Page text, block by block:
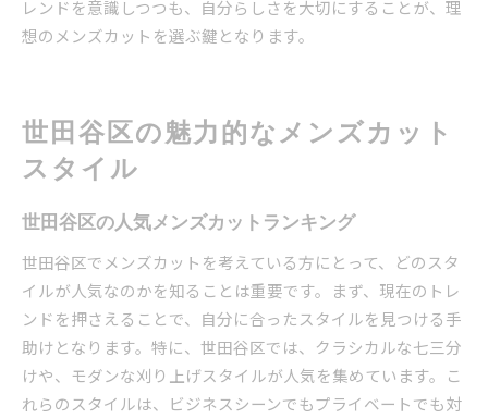
レンドを意識しつつも、自分らしさを大切にすることが、理
想のメンズカットを選ぶ鍵となります。
世田谷区の魅力的なメンズカット
スタイル
世田谷区の人気メンズカットランキング
世田谷区でメンズカットを考えている方にとって、どのスタ
イルが人気なのかを知ることは重要です。まず、現在のトレ
ンドを押さえることで、自分に合ったスタイルを見つける手
助けとなります。特に、世田谷区では、クラシカルな七三分
けや、モダンな刈り上げスタイルが人気を集めています。こ
れらのスタイルは、ビジネスシーンでもプライベートでも対